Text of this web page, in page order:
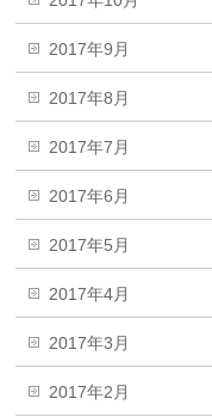
2017年9月
2017年8月
2017年7月
2017年6月
2017年5月
2017年4月
2017年3月
2017年2月